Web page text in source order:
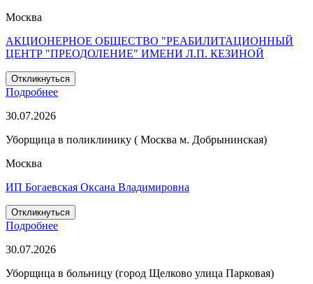
Москва
АКЦИОНЕРНОЕ ОБЩЕСТВО "РЕАБИЛИТАЦИОННЫЙ
ЦЕНТР "ПРЕОДОЛЕНИЕ" ИМЕНИ Л.П. КЕЗИНОЙ
Откликнуться
Подробнее
30.07.2026
Уборщица в поликлинику ( Москва м. Добрынинская)
Москва
ИП Богаевская Оксана Владимировна
Откликнуться
Подробнее
30.07.2026
Уборщица в больницу (город Щелково улица Парковая)